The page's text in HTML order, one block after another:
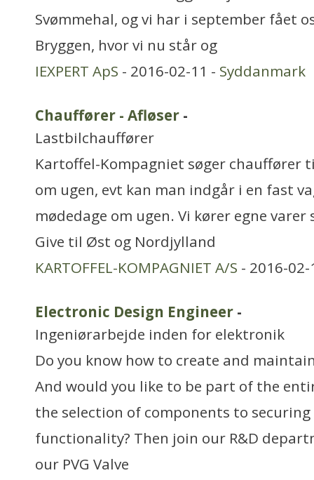
Svømmehal, og vi har i september fået
Bryggen, hvor vi nu står og
IEXPERT ApS - 2016-02-11 - Syddanmark
Chauffører - Afløser -
Lastbilchauffører
Kartoffel-Kompagniet søger chauffører
om ugen, evt kan man indgår i en fast
mødedage om ugen. Vi kører egne
Give til Øst og Nordjylland
KARTOFFEL-KOMPAGNIET A/S - 2016-
Electronic Design Engineer -
Ingeniørarbejde inden for elektronik
Do you know how to create and
And would you like to be part of the
the selection of components to
functionality? Then join our R&D
our PVG Valve